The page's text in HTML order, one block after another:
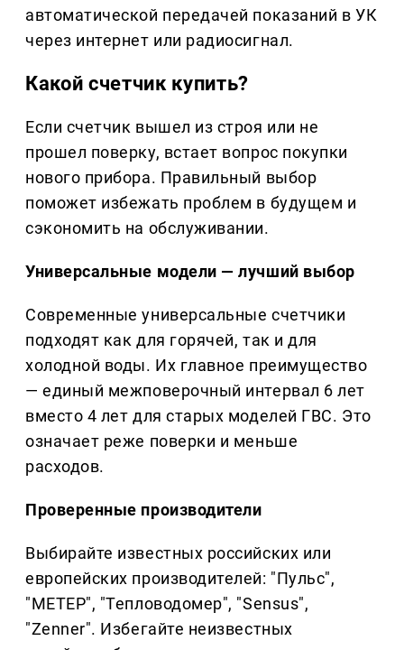
автоматической передачей показаний в УК
через интернет или радиосигнал.
Какой счетчик купить?
Если счетчик вышел из строя или не
прошел поверку, встает вопрос покупки
нового прибора. Правильный выбор
поможет избежать проблем в будущем и
сэкономить на обслуживании.
Универсальные модели — лучший выбор
Современные универсальные счетчики
подходят как для горячей, так и для
холодной воды. Их главное преимущество
— единый межповерочный интервал 6 лет
вместо 4 лет для старых моделей ГВС. Это
означает реже поверки и меньше
расходов.
Проверенные производители
Выбирайте известных российских или
европейских производителей: "Пульс",
"МЕТЕР", "Тепловодомер", "Sensus",
"Zenner". Избегайте неизвестных